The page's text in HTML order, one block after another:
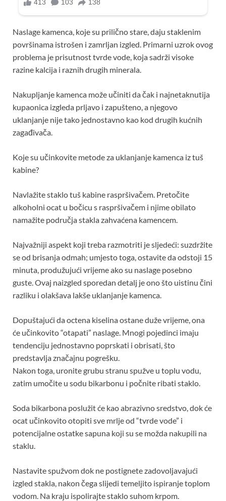
Naslage kamenca, koje su prilično stare, daju staklenim
površinama istrošen i zamrljan izgled. Primarni uzrok ovog
problema je prisutnost tvrde vode, koja sadrži visoke
razine kalcija i raznih drugih minerala.
Nakupljanje kamenca može učiniti da čak i najnetaknutija
kupaonica izgleda prljavo i zapušteno, a njegovo
uklanjanje nije tako jednostavno kao kod drugih kućnih
zagađivača.
Koje su učinkovite metode za uklanjanje kamenca iz tuš
kabine?
Navlažite staklo tuš kabine raspršivačem. Pretočite
alkoholni ocat u bočicu s raspršivačem i njime obilato
namažite područja stakla zahvaćena kamencem.
Najvažniji aspekt koji treba razmotriti je sljedeći: suzdržite
se od brisanja odmah; umjesto toga, ostavite da odstoji 15
minuta, produžujući vrijeme ako su naslage posebno
guste. Ovaj naizgled sporedan detalj je ono što uistinu čini
razliku i olakšava lakše uklanjanje kamenca.
Dopuštajući da octena kiselina ostane duže vrijeme, ona
će učinkovito “otapati” naslage. Mnogi pojedinci imaju
tendenciju jednostavno poprskati i obrisati, što
predstavlja značajnu pogrešku.
Nakon toga, uronite grubu stranu spužve u toplu vodu,
zatim umočite u sodu bikarbonu i počnite ribati staklo.
Soda bikarbona poslužit će kao abrazivno sredstvo, dok će
ocat učinkovito otopiti sve mrlje od “tvrde vode” i
potencijalne ostatke sapuna koji su se možda nakupili na
staklu.
Nastavite spužvom dok ne postignete zadovoljavajući
izgled stakla, nakon čega slijedi temeljito ispiranje toplom
vodom. Na kraju ispolirajte staklo suhom krpom.